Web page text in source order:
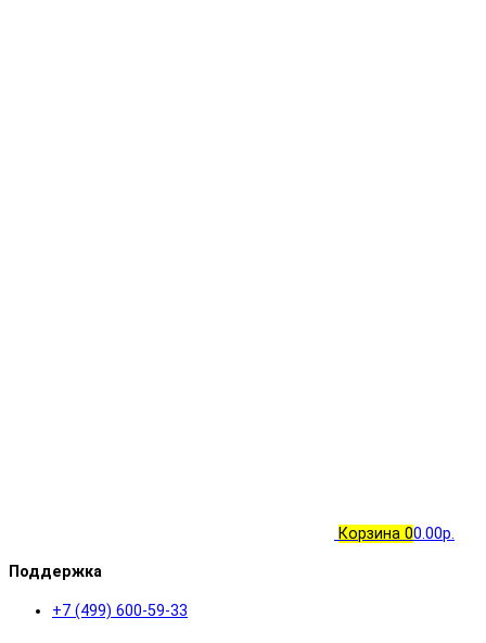
Корзина 00.00р.
Поддержка
+7 (499) 600-59-33